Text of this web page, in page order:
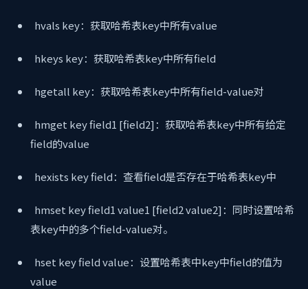
hvals key：获取哈希表key中所有value
hkeys key：获取哈希表key中所有field
hgetall key：获取哈希表key中所有field-value对
hmget key field1 [field2]：获取哈希表key中所有给定
field的value
hexists key field：查看field是否存在于哈希表key中
hmset key field1 value1 [field2 value2]：同时设置哈希
表key中的多个field-value对。
hset key field value：设置哈希表中key中field的值为
value